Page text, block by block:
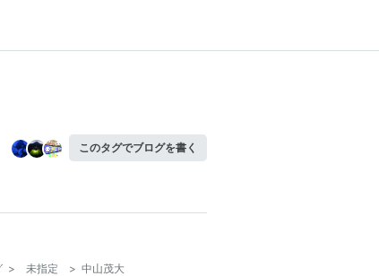
このタグでブログを書く
> 未指定 > 中山茂大